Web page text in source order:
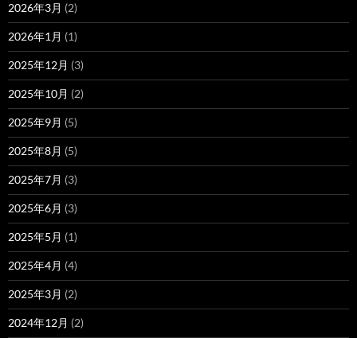
2026年3月 (2)
2026年1月 (1)
2025年12月 (3)
2025年10月 (2)
2025年9月 (5)
2025年8月 (5)
2025年7月 (3)
2025年6月 (3)
2025年5月 (1)
2025年4月 (4)
2025年3月 (2)
2024年12月 (2)